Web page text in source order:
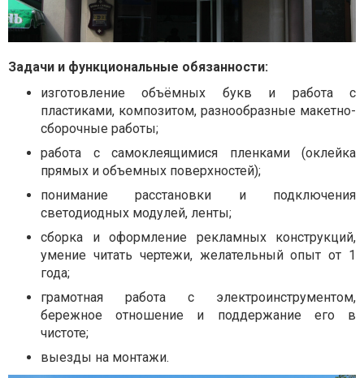
Задачи и функциональные обязанности:
изготовление объёмных букв и работа с
пластиками, композитом, разнообразные макетно-
сборочные работы;
работа с самоклеящимися пленками (оклейка
прямых и объемных поверхностей);
понимание расстановки и подключения
светодиодных модулей, ленты;
сборка и оформление рекламных конструкций,
умение читать чертежи, желательный опыт от 1
года;
грамотная работа с электроинструментом,
бережное отношение и поддержание его в
чистоте;
выезды на монтажи.